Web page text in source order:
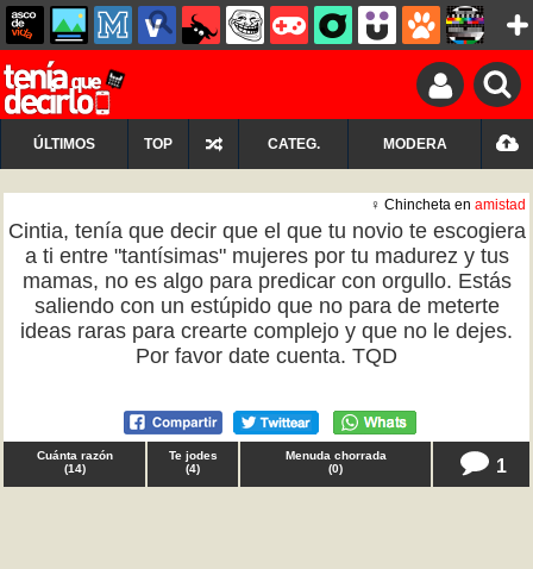
ÚLTIMOS TOP CATEG. MODERA
♀ Chincheta en amistad
Cintia, tenía que decir que el que tu novio te escogiera
a ti entre "tantísimas" mujeres por tu madurez y tus
mamas, no es algo para predicar con orgullo. Estás
saliendo con un estúpido que no para de meterte
ideas raras para crearte complejo y que no le dejes.
Por favor date cuenta. TQD
Cuánta razón
(14)
Te jodes
(4)
Menuda chorrada
(0) 1